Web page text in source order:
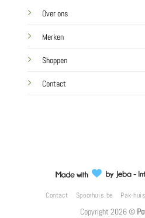
Over ons
Merken
Shoppen
Contact
Contact Spoorhuis.be Pak-
Copyright 2026 ©